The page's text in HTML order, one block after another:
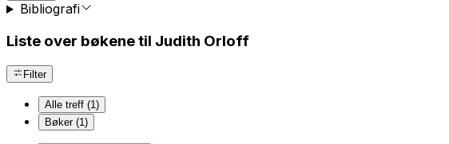
Bibliografi
Liste over bøkene til Judith Orloff
Filter
Alle treff (1)
Bøker (1)